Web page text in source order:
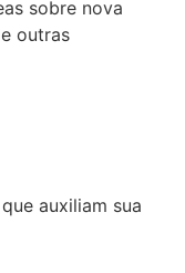
sobre nova
outras
auxiliam sua